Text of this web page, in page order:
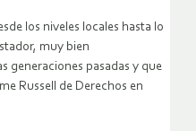
los niveles locales hasta lo
muy bien
generaciones pasadas y que
Russell de Derechos en